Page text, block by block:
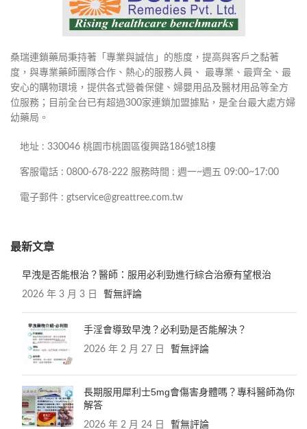
桑瑞連鎖藥局秉持著「專業與誠信」的態度，提高與客戶之黏著
度，與專業藥師團隊合作、熱心的服務人員、 最專業、最齊全、最
安心的購物環境，提供各式營養保健、婦嬰用品及醫材用品等全方
位服務；目前全台已有超過300家連鎖加盟據點，是全台最大處方婦
幼藥局。
地址 : 330046 桃園市桃園區復興路186號18樓
客服電話 : 0800-678-222 服務時間 : 週一~週五 09:00~17:00
電子郵件 : gtservice@greattree.com.tw
最新文章
早洩是否能根治？醫師：服用必利勁進行綜合治療有望根治
2026 年 3 月 3 日 暫無評論
手淫會導致早洩？必利勁是否能解決？
2026 年 2 月 27 日 暫無評論
長期服用犀利士5mg會傷害身體嗎？專科醫師為你
解答
2026 年 2 月 24 日 暫無評論